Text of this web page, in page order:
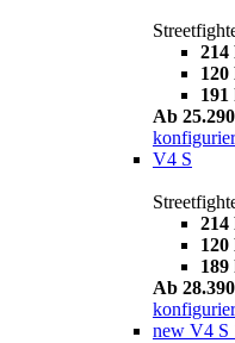
214
120
191
Ab
V4 S
214
120
189
Ab
new V4 S